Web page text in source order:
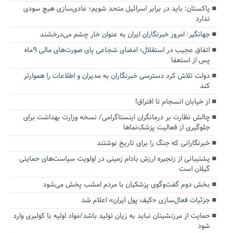
پاکستان: باید در برابر اسرائیل متحد شویم؛ عادی‌سازی هیچ سودی
ندارد
جهانگیر: امروز خبرنگاران ایران به عنوان خار چشم می‌درخشند
اتفاق عجیب در استقلال؛ امضای شجاعی پای صورت‌های مالی ٩ماه
پس از استعفا
دولت تلاش کرد دسترسی خبرنگاران به مدیران و اطلاعات را هموارتر
کند
از خیابان انسجام تا افتراق!
چالش نظارت بر درمانگران اینستاگرامی/ نسخه وزارت بهداشت برای
جلوگیری از فعالیت پزشک‌نماها
خبرنگارانی که جنگ را برای تاریخ نوشتند
پشتیبانی از زنجیره ارزش بادام زمینی در اولویت سیاست‌های حمایتی
گیلان است
بخش دوم گفت‌وگوی پزشکیان با مردم امشب پخش می‌شود
جزئیات فعال‌سازی «کیف پول ایران» اعلام شد
حمایت از مرزنشینان نباید به زیان تولید باشد/مواد اولیه با کولبری وارد
شود